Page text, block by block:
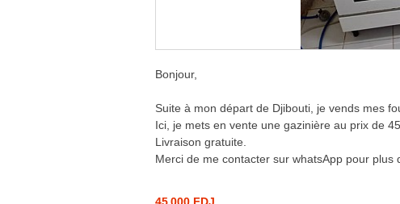
Bonjour,
Suite à mon départ de Djibouti, je vends mes
Ici, je mets en vente une gazinière au prix de
Livraison gratuite.
Merci de me contacter sur whatsApp pour plus
45 000 FDJ